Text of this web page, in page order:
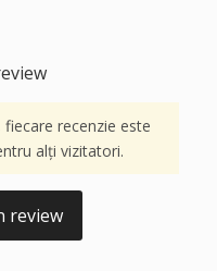
recenzie este
alți vizitatori.
review